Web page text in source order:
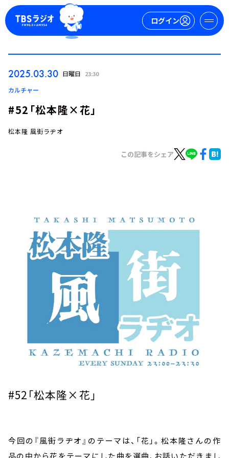
ログイン
TBS Podcast
お知らせ
イベント・グッズ
YouTube
会社情報
2025.03.30 日曜日 23:30
カルチャー
#52「松本隆×花」
松本隆 風街ラヂオ
この記事をシェア
#52 「松本隆×花」
今回の『風街ラヂオ』のテーマは、「花」。松本隆さんの作
品の中から花をテーマにした曲を選曲、お話いただきまし